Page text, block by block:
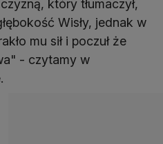
który tłumaczył,
Wisły, jednak w
mu sił i poczuł że
- czytamy w